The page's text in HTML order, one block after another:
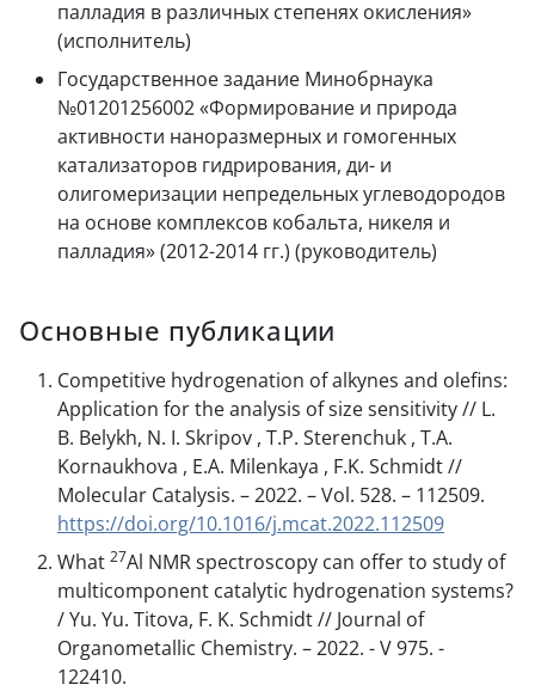
палладия в различных степенях окисления»
(исполнитель)
Государственное задание Минобрнаука
№01201256002 «Формирование и природа
активности наноразмерных и гомогенных
катализаторов гидрирования, ди- и
олигомеризации непредельных углеводородов
на основе комплексов кобальта, никеля и
палладия» (2012-2014 гг.) (руководитель)
Основные публикации
Competitive hydrogenation of alkynes and olefins:
Application for the analysis of size sensitivity // L.
B. Belykh, N. I. Skripov , T.P. Sterenchuk , T.A.
Kornaukhova , E.A. Milenkaya , F.K. Schmidt //
Molecular Catalysis. – 2022. – Vol. 528. – 112509.
https://doi.org/10.1016/j.mcat.2022.112509
What 27Al NMR spectroscopy can offer to study of
multicomponent catalytic hydrogenation systems?
/ Yu. Yu. Titova, F. K. Schmidt // Journal of
Organometallic Chemistry. – 2022. - V 975. -
122410.